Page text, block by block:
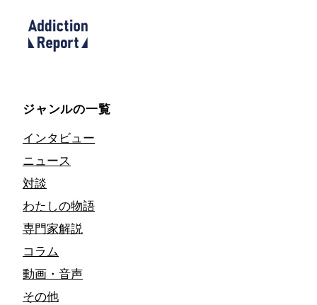
ジャンルの一覧
インタビュー
ニュース
対談
わたしの物語
専門家解説
コラム
動画・音声
その他